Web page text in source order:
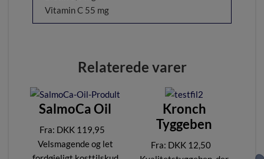
Vitamin C 55 mg
Relaterede varer
SalmoCa Oil
DKK119,95
Velsmagende og let
Kronch
Tyggeben
DKK 12,50